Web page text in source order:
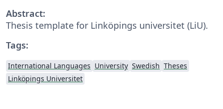
Abstract:
Thesis template for Linköpings universitet (LiU).
Tags:
International Languages University Swedish Theses
Linköpings Universitet